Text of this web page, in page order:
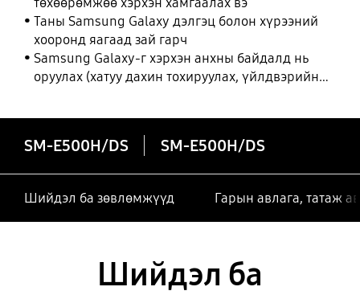
Таны Samsung Galaxy дэлгэц болон хүрээний
хооронд яагаад зай гарч
Samsung Galaxy-г хэрхэн анхны байдалд нь
оруулах (хатуу дахин тохируулах, үйлдвэрийн
SM-E500H/DS SM-E500H/DS
Шийдэл ба зөвлөмжүүд Гарын авлага, татаж
Шийдэл ба